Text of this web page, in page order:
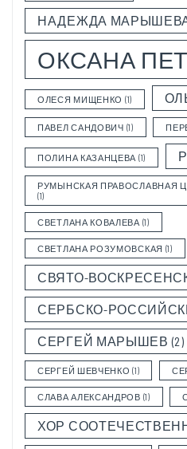
НАДЕЖДА
ОКСАНА
ОЛЕСЯ МИЩЕНКО (1)
ПАВЕЛ САНДОВИЧ (1)
ПОЛИНА КАЗАНЦЕВА (1)
РУМЫНСКАЯ ПРАВОСЛАВНАЯ
(1)
СВЕТЛАНА КОВАЛЕВА (1)
СВЕТЛАНА РОЗУМОВСКАЯ (1)
СВЯТО-
СЕРБСКО-
СЕРГЕЙ МАРЫШЕВ (2)
СЕРГЕЙ ШЕВЧЕНКО (1)
СЛАВА АЛЕКСАНДРОВ (1)
ХОР